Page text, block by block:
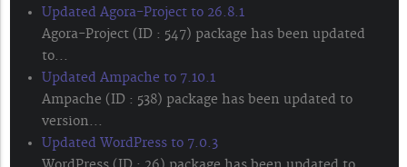
Updated Agora-Project to 26.8.1
Agora-Project (ID : 547) package has been updated
to...
Updated Ampache to 7.10.1
Ampache (ID : 538) package has been updated to
version...
Updated WordPress to 7.0.3